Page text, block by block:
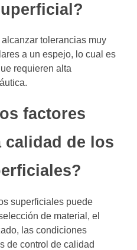
tolerancias muy
a un espejo, lo cual es
requieren alta
factores
calidad de los
superficiales puede
de material, el
las condiciones
de control de calidad